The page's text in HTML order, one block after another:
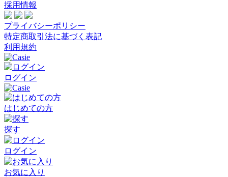
採用情報
プライバシーポリシー
特定商取引法に基づく表記
利用規約
ログイン
はじめての方
探す
ログイン
お気に入り